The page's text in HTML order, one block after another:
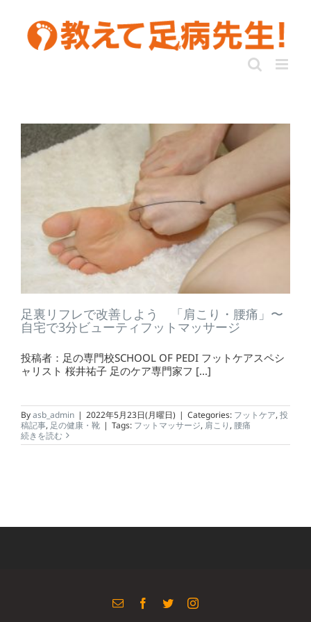
足裏リフレで改善しよう 「肩こり・腰痛」〜
自宅で3分ビューティフットマッサージ
投稿者：足の専門校SCHOOL OF PEDI フットケアスペシ
ャリスト 桜井祐子 足のケア専門家フ [...]
Byasb_admin | 2022年5月23日(月曜日) | Categories: フットケア, 投
稿記事, 足の健康・靴 | Tags: フットマッサージ, 肩こり , 腰痛
続きを読む